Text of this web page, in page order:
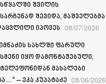
შვილის
შევიდა, მაშველებმა
იპოვეს 08/07/2026
იმნაძის სახლში ფარული
იყო დამონტაჟებული,
ტელეფონიდან მასალები
– ეკა კუპატაძე 08/06/2026